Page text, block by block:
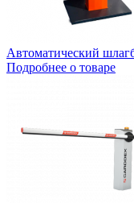
Автоматический
Подробнее о товаре